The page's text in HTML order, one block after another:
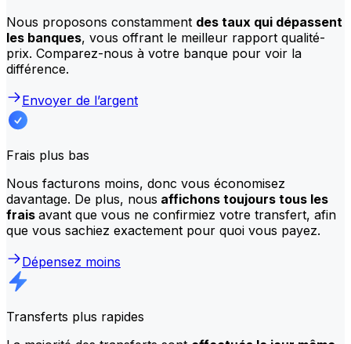
Nous proposons constamment des taux qui dépassent
les banques, vous offrant le meilleur rapport qualité-
prix. Comparez-nous à votre banque pour voir la
différence.
Envoyer de l’argent
Frais plus bas
Nous facturons moins, donc vous économisez
davantage. De plus, nous affichons toujours tous les
frais avant que vous ne confirmiez votre transfert, afin
que vous sachiez exactement pour quoi vous payez.
Dépensez moins
Transferts plus rapides